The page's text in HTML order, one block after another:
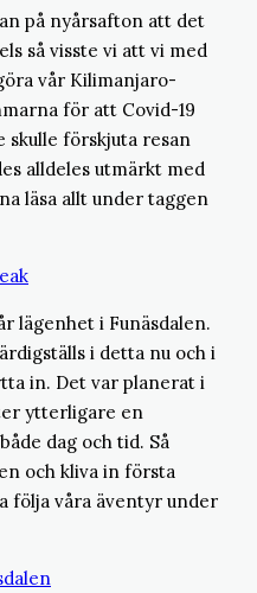
på nyårsafton att det
så visste vi att vi med
vår Kilimanjaro-
för att Covid-19
skulle förskjuta resan
alldeles utmärkt med
läsa allt under taggen
lägenhet i Funäsdalen.
i detta nu och i
in. Det var planerat i
ytterligare en
dag och tid. Så
och kliva in första
följa våra äventyr under